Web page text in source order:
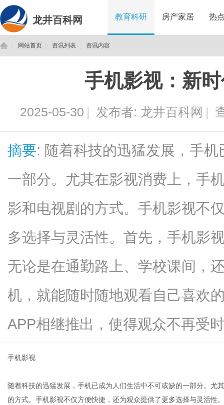
龙井百科网 教育科研 房产家居 热
网站首页 资讯列表 资讯内容
手机影视：新
2025-05-30 | 发布者: 龙井百科网 |
摘要: 随着科技的迅猛发展，手
一部分。尤其在影视消费上，手
影和电视剧的方式。手机影视不
多选择与灵活性。首先，手机影
无论是在通勤路上、学校课间，
机，就能随时随地观看自己喜欢
APP相继推出，使得观众不再受
手机影视
随着科技的迅猛发展，手机已成为人们生活中不可或缺的一部分。尤
的方式。手机影视不仅方便快捷，还为观众提供了更多选择与灵活性。